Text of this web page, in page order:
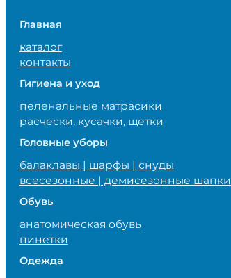
Главная
каталог
контакты
Гигиена и уход
пеленальные матрасики
расчески, кусачки, щетки
Головные уборы
балаклавы | шарфы | снуды
всесезонные | демисезонные шапки
Обувь
анатомическая обувь
пинетки
Одежда